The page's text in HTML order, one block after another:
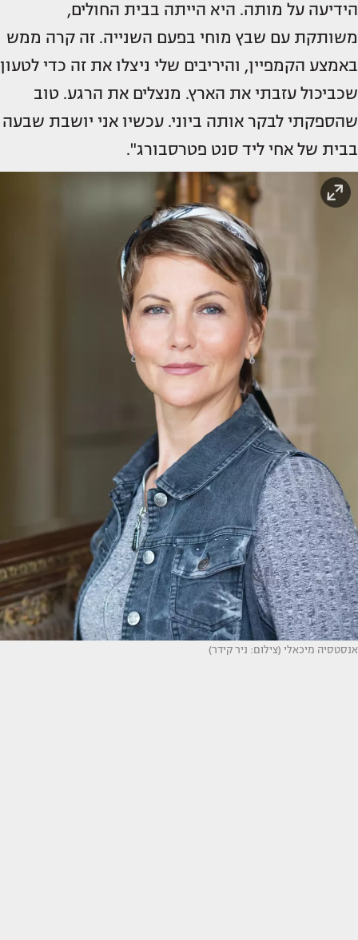
הידיעה על מותה. היא הייתה בבית החולים,
משותקת עם שבץ מוחי בפעם השנייה. זה קרה ממש
באמצע הקמפיין, והיריבים שלי ניצלו את זה כדי לטעון
שכביכול עזבתי את הארץ. מנצלים את הרגע. טוב
שהספקתי לבקר אותה ביוני. עכשיו אני יושבת שבעה
בבית של אחי ליד סנט פטרסבורג".
אנסטסיה מיכאלי (צילום: ניר קידר)